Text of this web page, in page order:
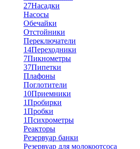
27Насадки
Насосы
Обечайки
Отстойники
Переключатели
14Переходники
7Пикнометры
37Пипетки
Плафоны
Поглотители
10Приемники
1Пробирки
1Пробки
1Психрометры
Реакторы
Резервуар банки
Резервуар для молокоотсоса